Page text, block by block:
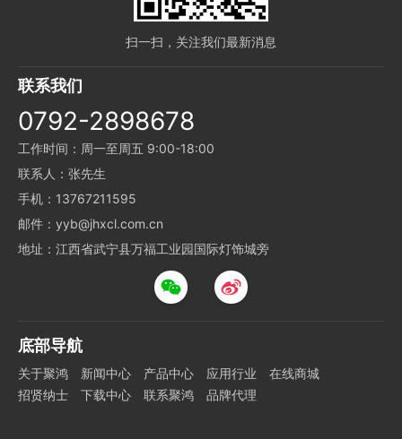
扫一扫，关注我们最新消息
联系我们
0792-2898678
工作时间：周一至周五 9:00-18:00
联系人：张先生
手机：13767211595
邮件：yyb@jhxcl.com.cn
地址：江西省武宁县万福工业园国际灯饰城旁
底部导航
关于聚鸿 新闻中心 产品中心 应用行业
在线商城
招贤纳士
下载中心 联系聚鸿 品牌代理